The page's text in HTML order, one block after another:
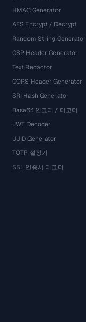
HMAC Generator
AES Encrypt / Decrypt
Random String Generator
CSP Header Generator
Text Redactor
CORS Header Generator
SRI Hash Generator
Base64 인코더 / 디코더
JWT Decoder
UUID Generator
TOTP 설정기
SSL 인증서 디코더